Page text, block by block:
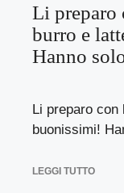
Li preparo
burro e
Hanno
Li preparo
buonissimi!
LEGGI TUTTO